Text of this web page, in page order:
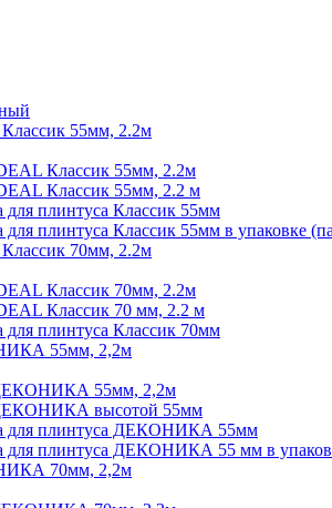
55мм, 2.2м
Классик 55мм, 2.2м
Классик 55мм, 2.2 м
для плинтуса Классик 55мм
плинтуса Классик 55мм в упаковке
70мм, 2.2м
Классик 70мм, 2.2м
Классик 70 мм, 2.2 м
для плинтуса Классик 70мм
55мм, 2,2м
55мм, 2,2м
высотой 55мм
для плинтуса ДЕКОНИКА 55мм
для плинтуса ДЕКОНИКА 55 мм в
70мм, 2,2м